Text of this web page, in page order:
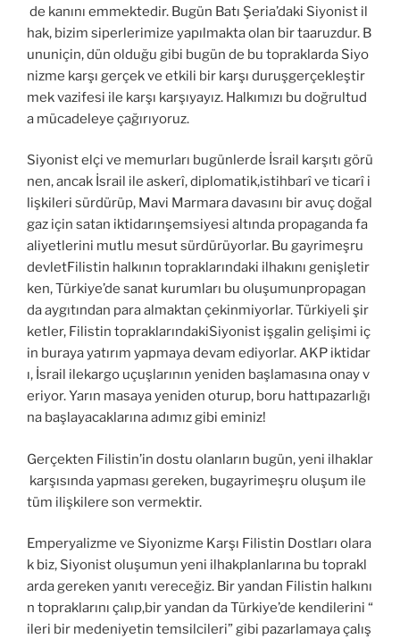
de kanını emmektedir. Bugün Batı Şeria’daki Siyonist il
hak, bizim siperlerimize yapılmakta olan bir taaruzdur. B
ununiçin, dün olduğu gibi bugün de bu topraklarda Siyo
nizme karşı gerçek ve etkili bir karşı duruşgerçekleştir
mek vazifesi ile karşı karşıyayız. Halkımızı bu doğrultud
a mücadeleye çağırıyoruz.
Siyonist elçi ve memurları bugünlerde İsrail karşıtı görü
nen, ancak İsrail ile askerî, diplomatik,istihbarî ve ticarî i
lişkileri sürdürüp, Mavi Marmara davasını bir avuç doğal
gaz için satan iktidarınşemsiyesi altında propaganda fa
aliyetlerini mutlu mesut sürdürüyorlar. Bu gayrimeşru
devletFilistin halkının topraklarındaki ilhakını genişletir
ken, Türkiye’de sanat kurumları bu oluşumunpropagan
da aygıtından para almaktan çekinmiyorlar. Türkiyeli şir
ketler, Filistin topraklarındakiSiyonist işgalin gelişimi iç
in buraya yatırım yapmaya devam ediyorlar. AKP iktidar
ı, İsrail ilekargo uçuşlarının yeniden başlamasına onay v
eriyor. Yarın masaya yeniden oturup, boru hattıpazarlığı
na başlayacaklarına adımız gibi eminiz!
Gerçekten Filistin’in dostu olanların bugün, yeni ilhaklar
karşısında yapması gereken, bugayrimeşru oluşum ile
tüm ilişkilere son vermektir.
Emperyalizme ve Siyonizme Karşı Filistin Dostları olara
k biz, Siyonist oluşumun yeni ilhakplanlarına bu toprakl
arda gereken yanıtı vereceğiz. Bir yandan Filistin halkını
n topraklarını çalıp,bir yandan da Türkiye’de kendilerini “
ileri bir medeniyetin temsilcileri” gibi pazarlamaya çalış